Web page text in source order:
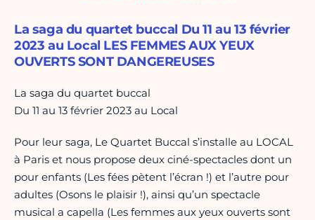
La saga du quartet buccal Du 11 au 13 février
2023 au Local LES FEMMES AUX YEUX
OUVERTS SONT DANGEREUSES
La saga du quartet buccal
Du 11 au 13 février 2023 au Local
Pour leur saga, Le Quartet Buccal s’installe au LOCAL
à Paris et nous propose deux ciné-spectacles dont un
pour enfants (Les fées pètent l’écran !) et l’autre pour
adultes (Osons le plaisir !), ainsi qu’un spectacle
musical a capella (Les femmes aux yeux ouverts sont